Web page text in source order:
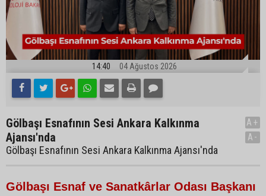
14:40 04 Ağustos 2026
Gölbaşı Esnafının Sesi Ankara Kalkınma
Ajansı'nda
Gölbaşı Esnafının Sesi Ankara Kalkınma Ajansı'nda
A+
A-
Gölbaşı Esnaf ve Sanatkârlar Odası Başkanı